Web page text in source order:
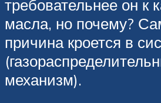
требовательнее он к
масла, но почему?
причина кроется в
механизм).